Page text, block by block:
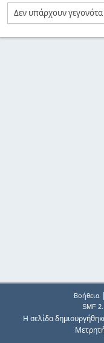
Δεν υπάρχουν
Βοήθεια|
SMF
Η σελίδα